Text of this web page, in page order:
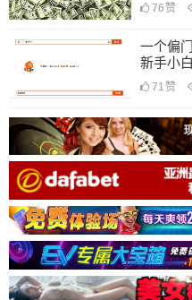
76 赞
一个偏
新手小
71 赞